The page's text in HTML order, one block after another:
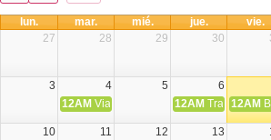
lun. mar. mié. jue. vie.
27
28 29 30
3 4 5 6
12AM Viaje Diocesano a Japón.
12AM 12AM
10 11 12 13